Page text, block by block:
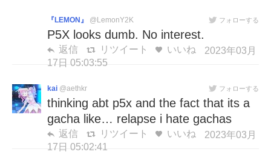
『LEMON』 @LemonY2K フォローする
P5X looks dumb. No interest.
返信 リツイート いいね
2023年03月
17日 05:03:55
kai @aethkr フォローする
thinking abt p5x and the fact that its a
gacha like… relapse i hate gachas
返信 リツイート いいね
2023年03月
17日 05:02:41